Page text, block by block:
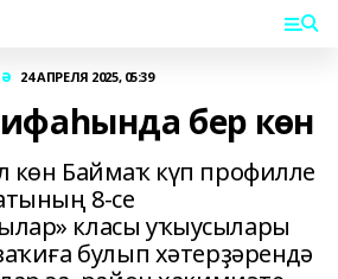
24 АПРЕЛЯ 2025, 05:39
бер көн
көн Баймаҡ күп профилле
8-се
класы уҡыусылары
булып хәтерҙәрендә